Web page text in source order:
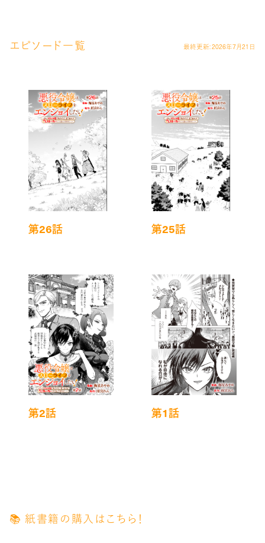
エピソード一覧 最終更新: 2026年7月21日
第26話 第25話
第2話 第1話
📚️ 紙書籍の購入はこちら！